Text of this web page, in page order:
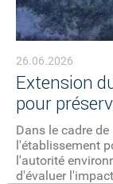
26.06.2026
Extension
pour
Dans le cadre
l'établissement
l'autorité
d'évaluer